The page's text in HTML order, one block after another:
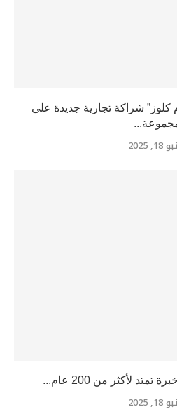
شراكة تجارية جديدة على
2025
لأكثر من 200 عام...
2025